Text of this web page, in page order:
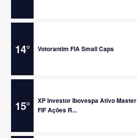
14° Votorantim FIA Small Caps
15°
XP Investor Ibovespa Ativo Master
FIF Ações R...